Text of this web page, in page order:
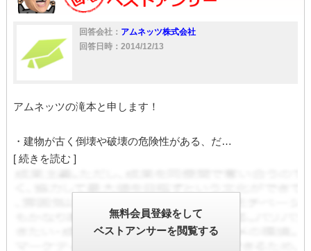
回答会社： アムネッツ株式会社
回答日時：2014/12/13
アムネッツの滝本と申します！
・建物が古く倒壊や破壊の危険性がある、だ…
[ 続きを読む ]
無料会員登録をして
ベストアンサーを閲覧する